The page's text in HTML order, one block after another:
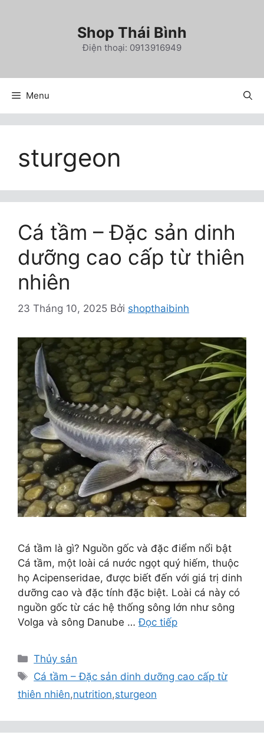
Shop Thái Bình
Điện thoại: 0913916949
Menu
sturgeon
Cá tầm – Đặc sản dinh
dưỡng cao cấp từ thiên
nhiên
23 Tháng 10, 2025 Bởi shopthaibinh
Cá tầm là gì? Nguồn gốc và đặc điểm nổi bật
Cá tầm, một loài cá nước ngọt quý hiếm, thuộc
họ Acipenseridae, được biết đến với giá trị dinh
dưỡng cao và đặc tính đặc biệt. Loài cá này có
nguồn gốc từ các hệ thống sông lớn như sông
Volga và sông Danube …Đọc tiếp
Danh
mục
Thủy sản
Thẻ
Cá tầm – Đặc sản dinh dưỡng cao cấp từ
thiên nhiên,nutrition,sturgeon